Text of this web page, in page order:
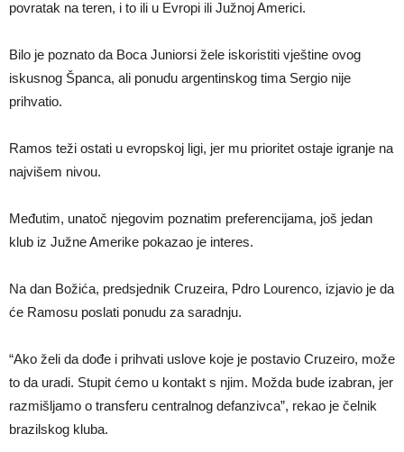
povratak na teren, i to ili u Evropi ili Južnoj Americi.
Bilo je poznato da Boca Juniorsi žele iskoristiti vještine ovog
iskusnog Španca, ali ponudu argentinskog tima Sergio nije
prihvatio.
Ramos teži ostati u evropskoj ligi, jer mu prioritet ostaje igranje na
najvišem nivou.
Međutim, unatoč njegovim poznatim preferencijama, još jedan
klub iz Južne Amerike pokazao je interes.
Na dan Božića, predsjednik Cruzeira, Pdro Lourenco, izjavio je da
će Ramosu poslati ponudu za saradnju.
“Ako želi da dođe i prihvati uslove koje je postavio Cruzeiro, može
to da uradi. Stupit ćemo u kontakt s njim. Možda bude izabran, jer
razmišljamo o transferu centralnog defanzivca”, rekao je čelnik
brazilskog kluba.